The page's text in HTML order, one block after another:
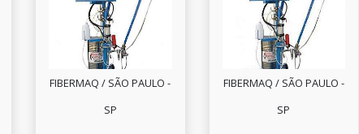
FIBERMAQ / SÃO PAULO -
SP
FIBERMAQ / SÃO PAULO -
SP